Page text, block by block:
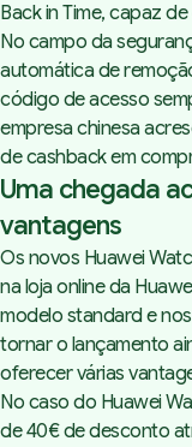
Back in Time, capaz
No campo da
automática de
código de acesso
empresa chinesa
de cashback em
Uma chegada
vantagens
Os novos Huawei
naloja online da
modelo standard e
tornar o lançamento
oferecer várias
No caso do Huawei
de 40€ de desconto